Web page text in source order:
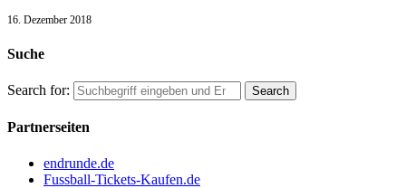
16. Dezember 2018
Suche
Search for:
Partnerseiten
endrunde.de
Fussball-Tickets-Kaufen.de